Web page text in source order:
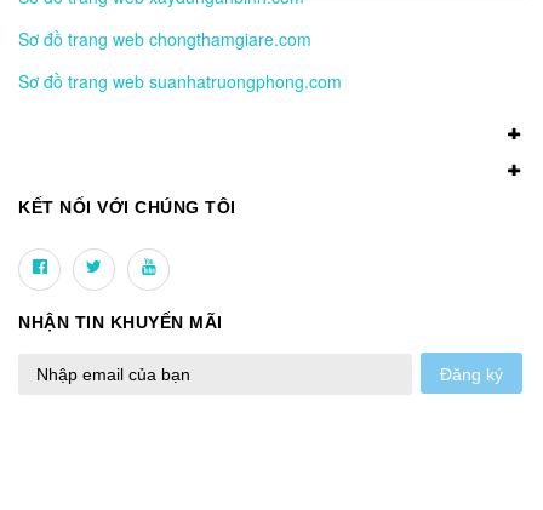
Sơ đồ trang web chongthamgiare.com
Sơ đồ trang web suanhatruongphong.com
KẾT NỐI VỚI CHÚNG TÔI
NHẬN TIN KHUYẾN MÃI
Đăng ký